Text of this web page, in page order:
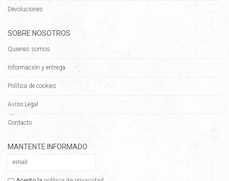
Devoluciones
SOBRE NOSOTROS
Quienes somos
Información y entrega
Política de cookies
Aviso Legal
Contacto
MANTENTE INFORMADO